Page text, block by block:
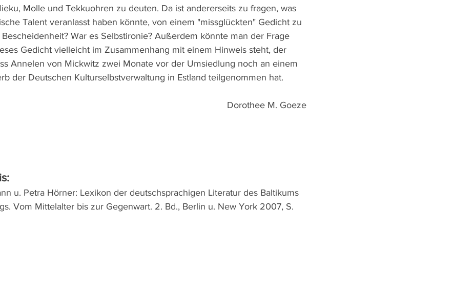
Molle und Tekkuohren zu deuten. Da ist andererseits zu fragen, was
Talent veranlasst haben könnte, von einem "missglückten" Gedicht zu
War es Selbstironie? Außerdem könnte man der Frage
Gedicht vielleicht im Zusammenhang mit einem Hinweis steht, der
Annelen von Mickwitz zwei Monate vor der Umsiedlung noch an einem
der Deutschen Kulturselbstverwaltung in Estland teilgenommen hat.
Dorothee M. Goeze
u. Petra Hörner: Lexikon der deutschsprachigen Literatur des Baltikums
Vom Mittelalter bis zur Gegenwart. 2. Bd., Berlin u. New York 2007, S.